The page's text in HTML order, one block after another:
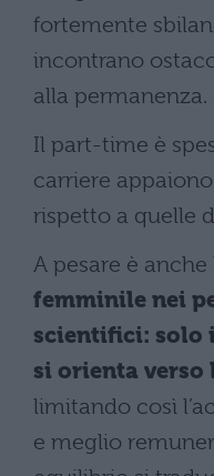
fortemente
incontrano
alla permanenza.
Il part-time è
carriere
rispetto a quelle
A pesare è anche
femminile nei
scientifici: solo
si orienta verso
limitando così
e meglio